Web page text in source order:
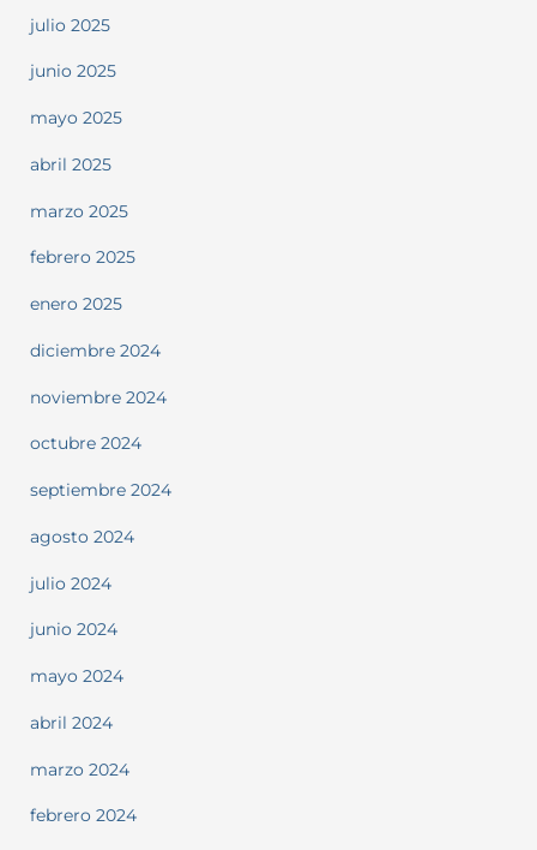
julio 2025
junio 2025
mayo 2025
abril 2025
marzo 2025
febrero 2025
enero 2025
diciembre 2024
noviembre 2024
octubre 2024
septiembre 2024
agosto 2024
julio 2024
junio 2024
mayo 2024
abril 2024
marzo 2024
febrero 2024